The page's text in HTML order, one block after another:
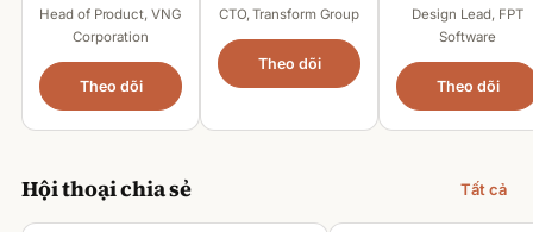
Head of Product, VNG
Corporation
Theo dõi
CTO, Transform Group
Theo dõi
Design Lead, FPT
Software
Theo dõi
Hội thoại chia sẻ Tất cả